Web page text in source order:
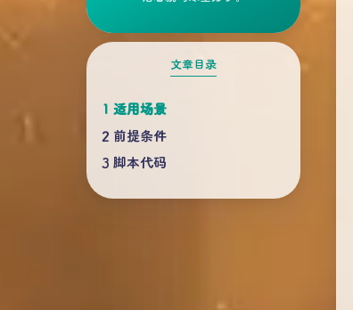
文章目录
适用场景
前提条件
脚本代码